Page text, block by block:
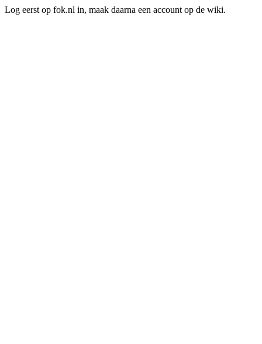
Log eerst op fok.nl in, maak daarna een account op de wiki.